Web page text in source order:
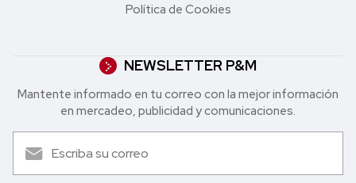
Política de Cookies
NEWSLETTER P&M
Mantente informado en tu correo con la mejor in formación
en mercadeo, publicidad y comunicaciones.